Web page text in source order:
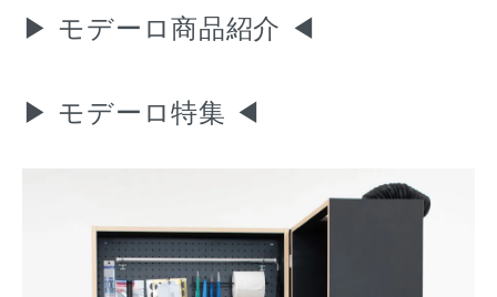
▶ モデーロ商品紹介 ◀
▶ モデーロ特集 ◀